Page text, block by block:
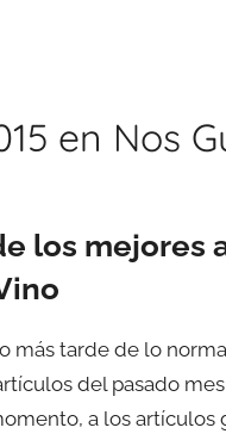
en Nos
los mejores
más tarde de lo
del pasado
a los artículos